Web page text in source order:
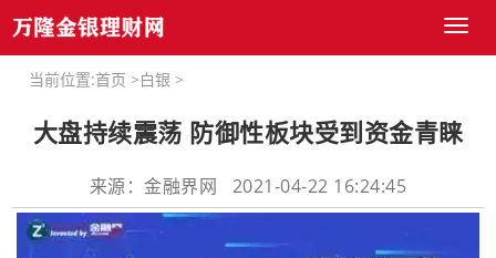
Toggle
当前位置:首页 >白银 >
大盘持续震荡 防御性板块受到资金青睐
来源：金融界网 2021-04-22 16:24:45